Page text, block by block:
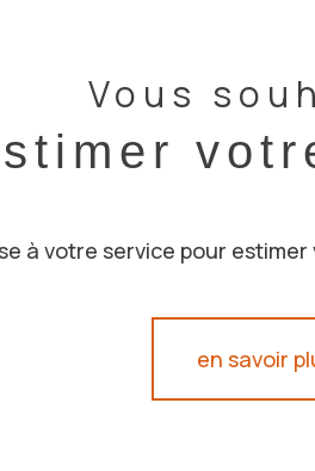
Vous
à votre service pour
en savoir